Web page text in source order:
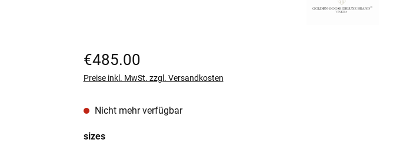
Regulärer Preis:
€485.00
Preise inkl. MwSt. zzgl. Versandkosten
Nicht mehr verfügbar
sizesauswählen